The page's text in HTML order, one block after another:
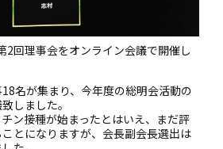
2回理事会をオンライン会議で開催し
名が集まり、今年度の総明会活動の
しました。
ン接種が始まったとはいえ、まだ評
とになりますが、会長副会長選出は